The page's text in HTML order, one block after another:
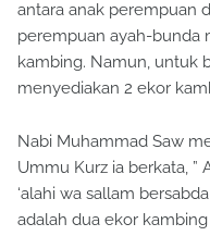
perempuan ayah-bunda
kambing. Namun, untuk
menyediakan 2 ekor
Ummu Kurz ia berkata,
‘alahi wa sallam
adalah dua ekor
adalah seekor kambing.